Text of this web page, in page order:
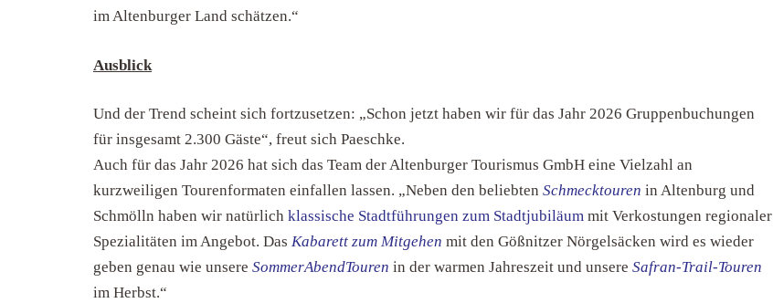
im Altenburger Land schätzen.“
Ausblick
Und der Trend scheint sich fortzusetzen: „Schon jetzt haben wir für das Jahr 2026 Gruppenbuchungen
für insgesamt 2.300 Gäste“, freut sich Paeschke.
Auch für das Jahr 2026 hat sich das Team der Altenburger Tourismus GmbH eine Vielzahl an
kurzweiligen Tourenformaten einfallen lassen. „Neben den beliebten Schmecktouren in Altenburg und
Schmölln haben wir natürlich klassische Stadtführungen zum Stadtjubiläum mit Verkostungen regionaler
Spezialitäten im Angebot. Das Kabarett zum Mitgehen mit den Gößnitzer Nörgelsäcken wird es wieder
geben genau wie unsere SommerAbendTouren in der warmen Jahreszeit und unsere Safran-Trail-Touren
im Herbst.“